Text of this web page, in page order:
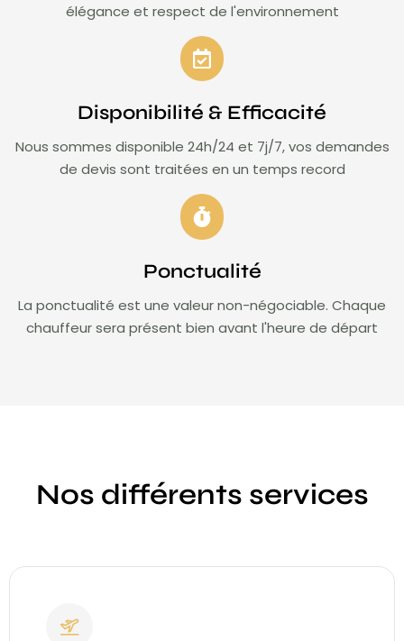
élégance et respect de l'environnement
Disponibilité & Efficacité
Nous sommes disponible 24h/24 et 7j/7, vos demandes
de devis sont traitées en un temps record
Ponctualité
La ponctualité est une valeur non-négociable. Chaque
chauffeur sera présent bien avant l'heure de départ
Nos différents services